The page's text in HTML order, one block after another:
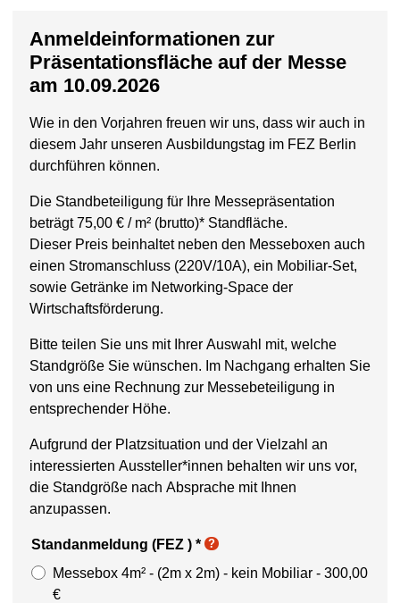
Anmeldeinformationen zur
Präsentationsfläche auf der Messe
am 10.09.2026
Wie in den Vorjahren freuen wir uns, dass wir auch in
diesem Jahr unseren Ausbildungstag im FEZ Berlin
durchführen können.
Die Standbeteiligung für Ihre Messepräsentation
beträgt 75,00 € / m² (brutto)* Standfläche.
Dieser Preis beinhaltet neben den Messeboxen auch
einen Stromanschluss (220V/10A), ein Mobiliar-Set,
sowie Getränke im Networking-Space der
Wirtschaftsförderung.
Bitte teilen Sie uns mit Ihrer Auswahl mit, welche
Standgröße Sie wünschen. Im Nachgang erhalten Sie
von uns eine Rechnung zur Messebeteiligung in
entsprechender Höhe.
Aufgrund der Platzsituation und der Vielzahl an
interessierten Aussteller*innen behalten wir uns vor,
die Standgröße nach Absprache mit Ihnen
anzupassen.
Standanmeldung (FEZ ) * ?
Messebox 4m² - (2m x 2m) - kein Mobiliar - 300,00
€